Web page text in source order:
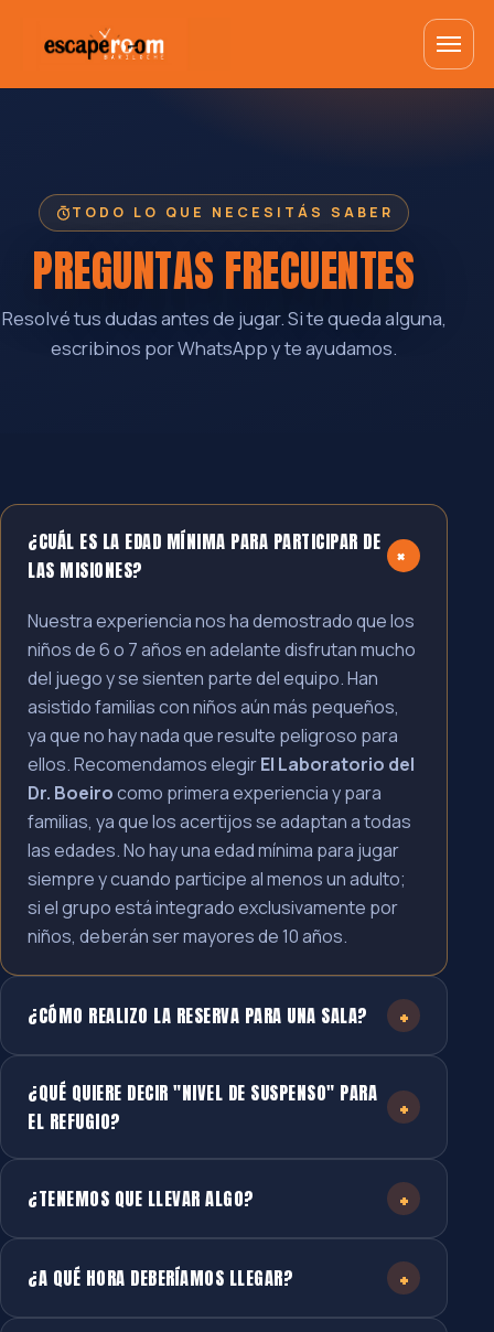
TODO LO QUE NECESITÁS SABER
PREGUNTAS FRECUENTES
Resolvé tus dudas antes de jugar. Si te queda alguna,
escribinos por WhatsApp y te ayudamos.
¿CUÁL ES LA EDAD MÍNIMA PARA PARTICIPAR DE
LAS MISIONES?
+
Nuestra experiencia nos ha demostrado que los
niños de 6 o 7 años en adelante disfrutan mucho
del juego y se sienten parte del equipo. Han
asistido familias con niños aún más pequeños,
ya que no hay nada que resulte peligroso para
ellos. Recomendamos elegirEl Laboratorio del
Dr. Boeirocomo primera experiencia y para
familias, ya que los acertijos se adaptan a todas
las edades. No hay una edad mínima para jugar
siempre y cuando participe al menos un adulto;
si el grupo está integrado exclusivamente por
niños, deberán ser mayores de 10 años.
¿CÓMO REALIZO LA RESERVA PARA UNA SALA? +
¿QUÉ QUIERE DECIR "NIVEL DE SUSPENSO" PARA
EL REFUGIO?
+
¿TENEMOS QUE LLEVAR ALGO? +
¿A QUÉ HORA DEBERÍAMOS LLEGAR? +